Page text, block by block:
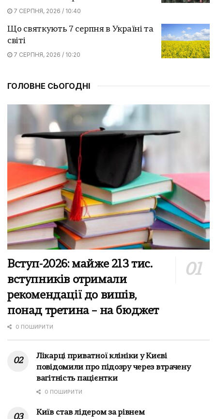
7 СЕРПНЯ, 2026 / 10:40
Що святкують 7 серпня в Україні та
світі
7 СЕРПНЯ, 2026 / 10:20
ГОЛОВНЕ СЬОГОДНІ
Вступ-2026: майже 213 тис.
вступників отримали
рекомендації до вишів,
понад третина – на бюджет
0 ПОШИРИТИ
Лікарці приватної клініки у Києві
повідомили про підозру через втрачену
вагітність пацієнтки
0 ПОШИРИТИ
Київ став лідером за рівнем